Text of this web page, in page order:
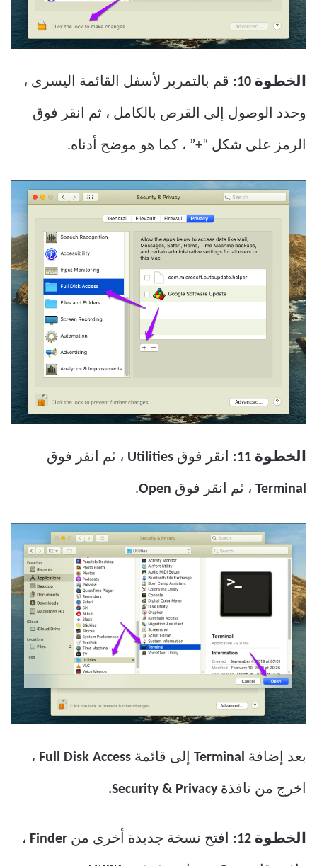
الخطوة 10: قم بالتمرير لأسفل القائمة اليسرى ،
وحدد الوصول إلى القرص بالكامل ، ثم انقر فوق
الرمز على شكل “+” ، كما هو موضح أدناه.
الخطوة 11: انقر فوق Utilities ، ثم انقر فوق
Terminal ، ثم انقر فوق Open
.
بعد إضافة Terminal إلى قائمة ،
اخرج من نافذة Security & Privacy.
الخطوة 12: افتح نسخة جديدة أخرى من Finder ،